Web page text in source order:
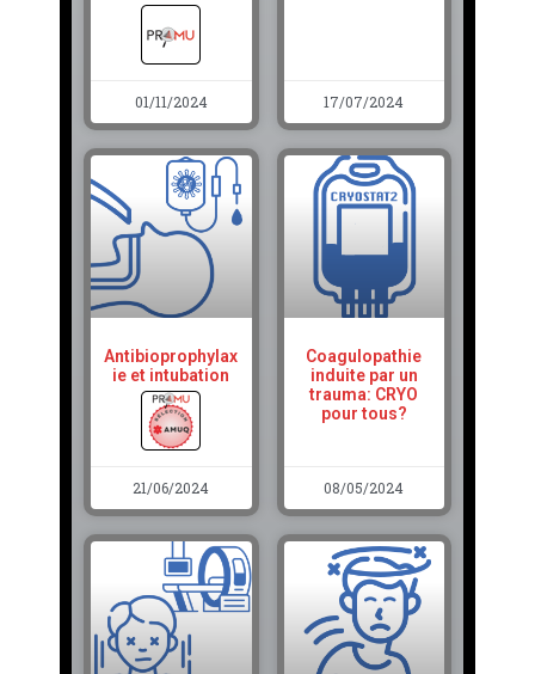
01/11/2024 17/07/2024
Antibioprophylax
ie et intubation
21/06/2024
Coagulopathie
induite par un
trauma: CRYO
pour tous?
08/05/2024